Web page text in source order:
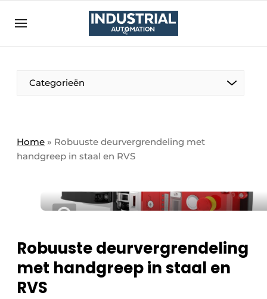
Aanmelden
Bedrijven
Bedrijven
Direct contact
Eigen content aanleveren
Home
Nieuwsbrief
Podcasts
Privacy / Cookie statement
Categorieën
Home » Robuuste deurvergrendeling met
handgreep in staal en RVS
Robuuste deurvergrendeling
met handgreep in staal en
RVS